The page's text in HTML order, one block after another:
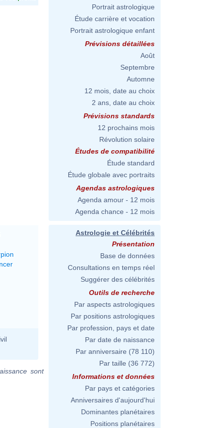
sont
Portrait astrologique
Étude carrière et vocation
Portrait astrologique enfant
Prévisions détaillées
Août
Septembre
Automne
12 mois, date au choix
2 ans, date au choix
Prévisions standards
12 prochains mois
Révolution solaire
Études de compatibilité
Étude standard
Étude globale avec portraits
Agendas astrologiques
Agenda amour - 12 mois
Agenda chance - 12 mois
Astrologie et Célébrités
Présentation
Base de données
Consultations en temps réel
Suggérer des célébrités
Outils de recherche
Par aspects astrologiques
Par positions astrologiques
Par profession, pays et date
Par date de naissance
Par anniversaire (78 110)
Par taille (36 772)
Informations et données
Par pays et catégories
Anniversaires d'aujourd'hui
Dominantes planétaires
Positions planétaires